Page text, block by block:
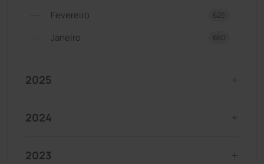
Fevereiro 625
Janeiro 660
2025
2024
2023